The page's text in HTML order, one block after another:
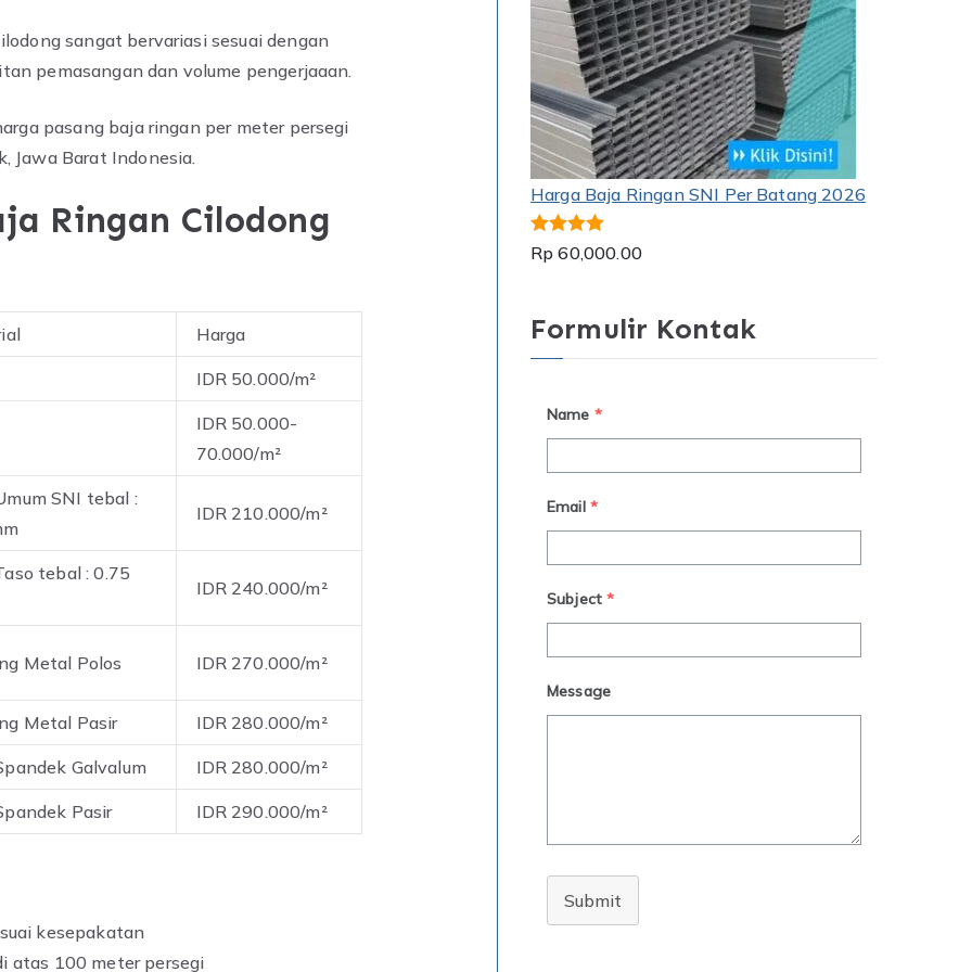
sangat bervariasi sesuai dengan
pemasangan dan volume pengerjaaan.
pasang baja ringan per meter persegi
Jawa Barat Indonesia.
Ringan Cilodong
Harga
IDR 50.000/m²
IDR 50.000-
70.000/m²
SNI tebal :
IDR 210.000/m²
tebal : 0.75
IDR 240.000/m²
Metal Polos IDR 270.000/m²
Metal Pasir IDR 280.000/m²
Galvalum IDR 280.000/m²
Pasir IDR 290.000/m²
kesepakatan
atas 100 meter persegi
Harga Baja Ringan SNI Per Batang 2026
Dinilai 5.00
Rp 60,000.00
Formulir Kontak
Name *
Email *
Subject *
Message
Submit